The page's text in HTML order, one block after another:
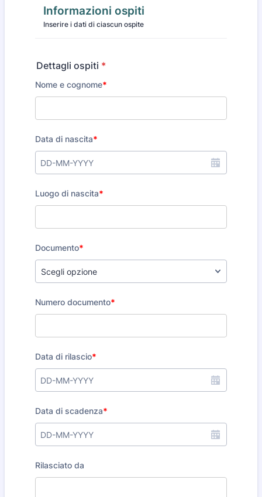
Informazioni ospiti
Inserire i dati di ciascun ospite
Dettagli ospiti *